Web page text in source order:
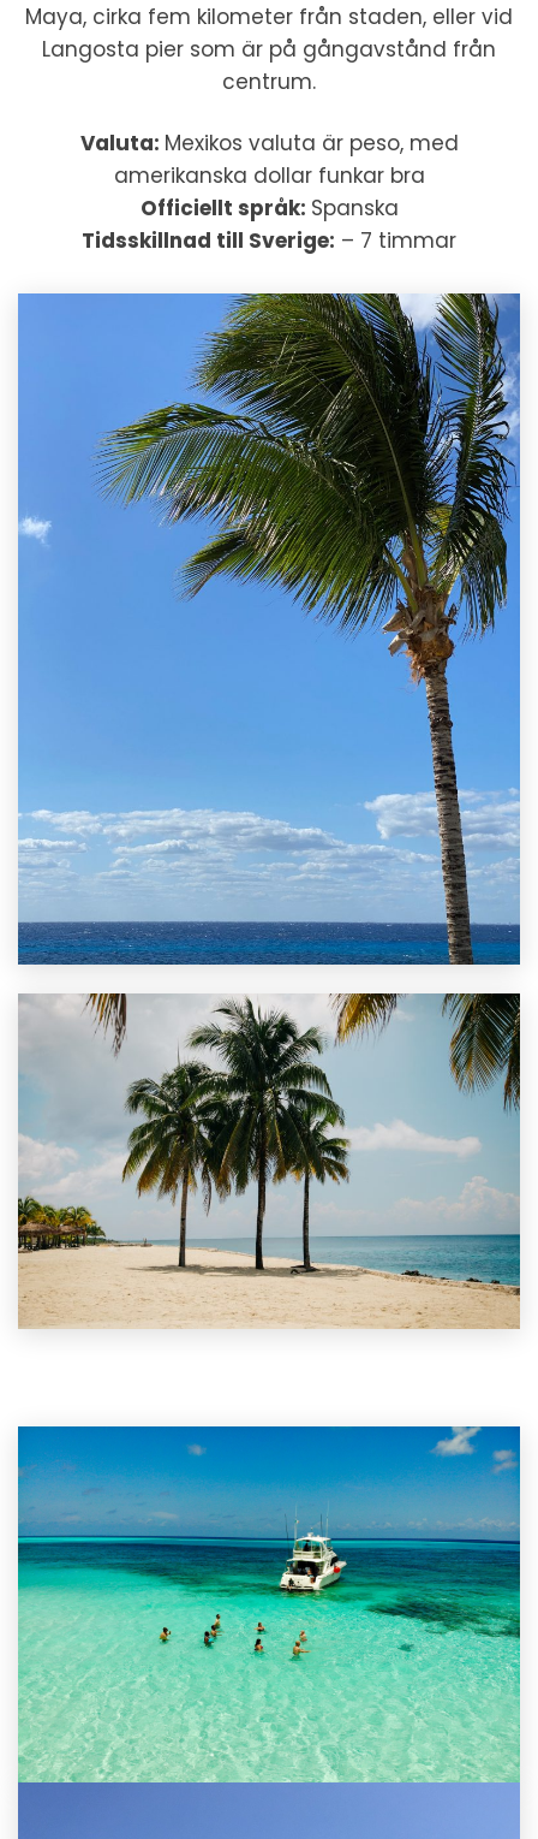
Maya, cirka fem kilometer från staden, eller vid
Langosta pier som är på gångavstånd från
centrum.
Valuta: Mexikos valuta är peso, med
amerikanska dollar funkar bra
Officiellt språk: Spanska
Tidsskillnad till Sverige: – 7 timmar